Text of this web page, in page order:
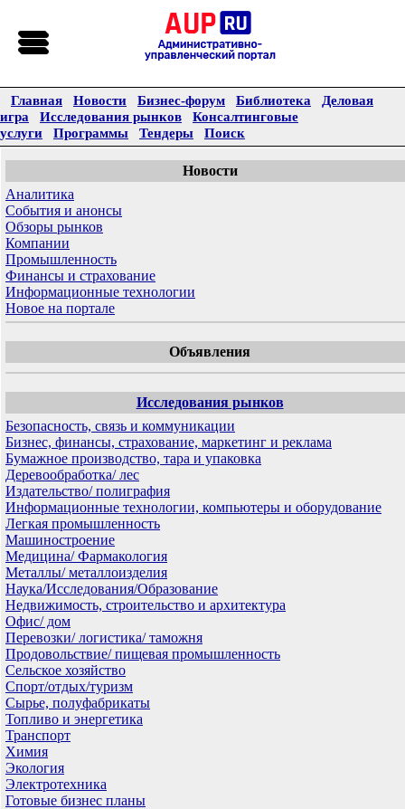
Главная Новости Бизнес-форум Библиотека
Деловая
игра
Исследования рынков
Консалтинговые
услуги
Программы Тендеры Поиск
Новости
Аналитика
События и анонсы
Обзоры рынков
Компании
Промышленность
Финансы и страхование
Информационные технологии
Новое на портале
Объявления
Исследования рынков
Безопасность, связь и коммуникации
Бизнес, финансы, страхование, маркетинг и реклама
Бумажное производство, тара и упаковка
Деревообработка/ лес
Издательство/ полиграфия
Информационные технологии, компьютеры и оборудование
Легкая промышленность
Машиностроение
Медицина/ Фармакология
Металлы/ металлоизделия
Наука/Исследования/Образование
Недвижимость, строительство и архитектура
Офис/ дом
Перевозки/ логистика/ таможня
Продовольствие/ пищевая промышленность
Сельское хозяйство
Спорт/отдых/туризм
Сырье, полуфабрикаты
Топливо и энергетика
Транспорт
Химия
Экология
Электротехника
Готовые бизнес планы